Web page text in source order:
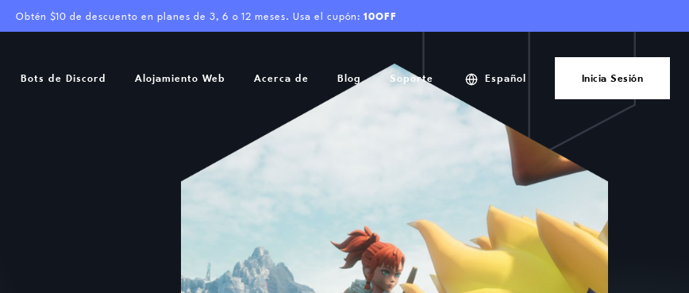
Obtén $10 de descuento en planes de 3, 6 o 12 meses. Usa el cupón: 10OFF
Bots de Discord Alojamiento Web Acerca de Blog Soporte Español Inicia Sesión